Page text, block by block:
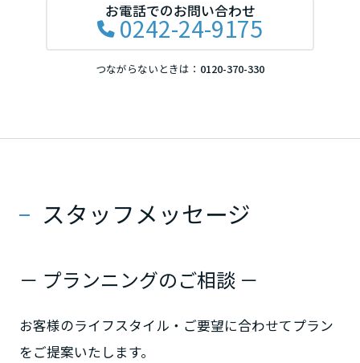
お電話でのお問い合わせ
0242-24-9175
つながらないときは： 0120-370-330
スタッフメッセージ
－ プランニングのご相談 －
お客様のライフスタイル・ご要望に合わせてプラン
をご提案いたします。
徳島県
九州エリア
福岡県